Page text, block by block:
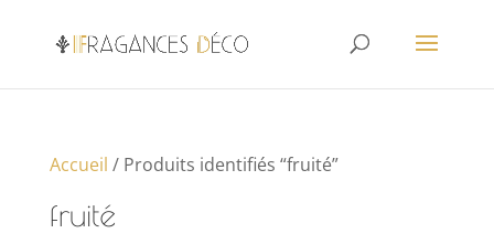
Accueil / Produits identifiés “fruité”
fruité